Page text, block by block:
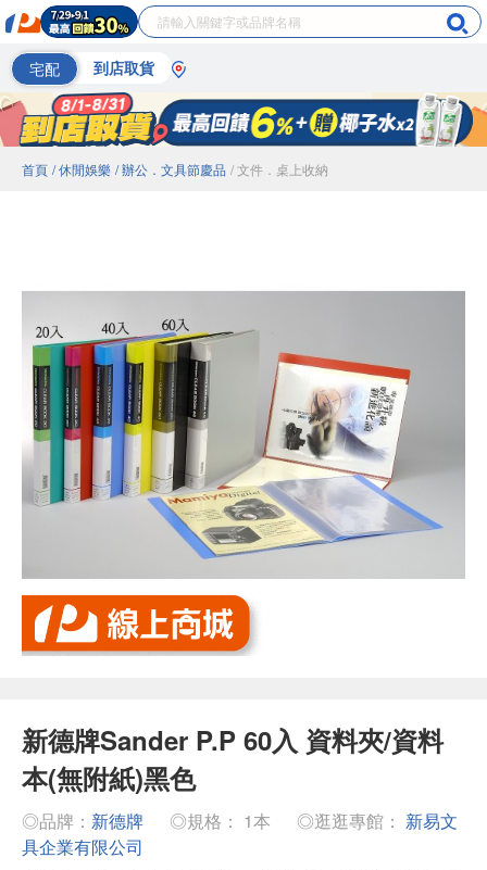
宅配 到店取貨
首頁 / 休閒娛樂 / 辦公．文具節慶品 / 文件．桌上收納
新德牌Sander P.P 60入 資料夾/資料
本(無附紙)黑色
◎品牌： 新德牌 ◎規格： 1本 ◎逛逛專館： 新易文
具企業有限公司